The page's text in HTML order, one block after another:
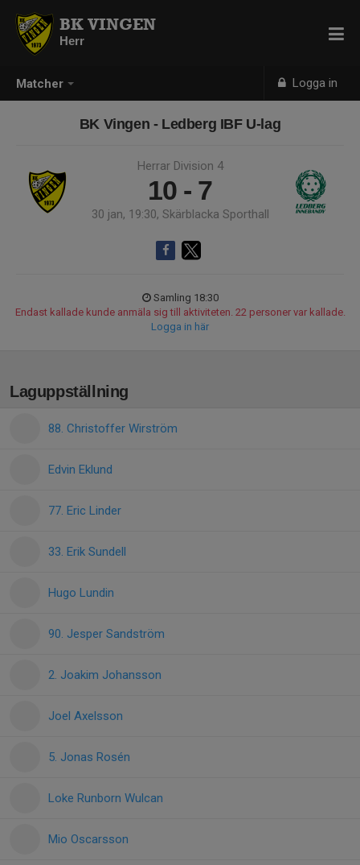
Matcher Logga in
BK VINGEN
Herr
BK Vingen - Ledberg IBF U-lag
Herrar Division 4
10 - 7
30 jan, 19:30, Skärblacka Sporthall
Samling 18:30
Endast kallade kunde anmäla sig till aktiviteten. 22 personer var kallade.
Logga in här
Laguppställning
88. Christoffer Wirström
Edvin Eklund
77. Eric Linder
33. Erik Sundell
Hugo Lundin
90. Jesper Sandström
2. Joakim Johansson
Joel Axelsson
5. Jonas Rosén
Loke Runborn Wulcan
Mio Oscarsson